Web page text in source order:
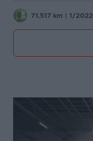
71.517 km 1/2022